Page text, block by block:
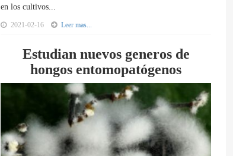
en los cultivos...
2021-02-16 Leer mas...
Estudian nuevos generos de
hongos entomopatógenos